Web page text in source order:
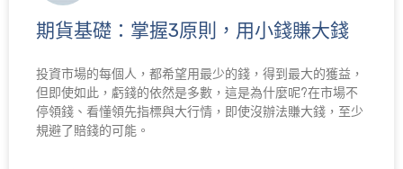
期貨基礎：掌握3原則，用小錢賺大錢
投資市場的每個人，都希望用最少的錢，得到最大的獲益，
但即使如此，虧錢的依然是多數，這是為什麼呢?在市場不
停領錢、看懂領先指標與大行情，即使沒辦法賺大錢，至少
規避了賠錢的可能。